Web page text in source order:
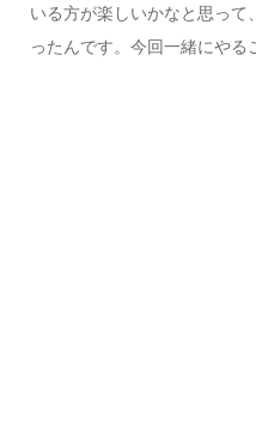
いる方が楽しいかなと思っ
ったんです。今回一緒にやる